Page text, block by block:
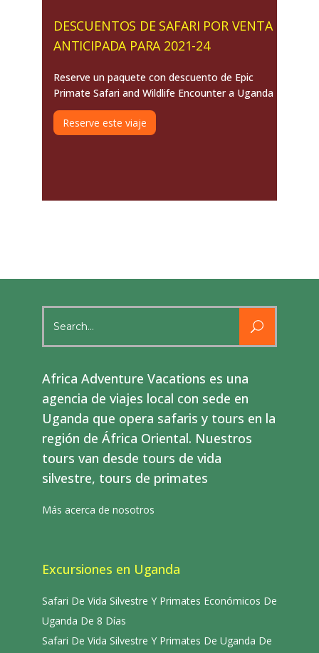
DESCUENTOS DE SAFARI POR VENTA
ANTICIPADA PARA 2021-24
Reserve un paquete con descuento de Epic
Primate Safari and Wildlife Encounter a Uganda
Reserve este viaje
for:
Africa Adventure Vacations es una
agencia de viajes local con sede en
Uganda que opera safaris y tours en la
región de África Oriental. Nuestros
tours van desde tours de vida
silvestre, tours de primates
Más acerca de nosotros
Excursiones en Uganda
Safari De Vida Silvestre Y Primates Económicos De
Uganda De 8 Días
Safari De Vida Silvestre Y Primates De Uganda De